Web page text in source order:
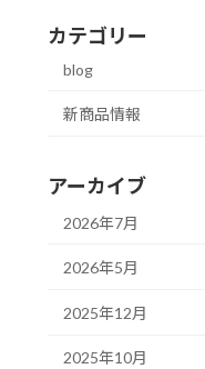
カテゴリー
blog
新商品情報
アーカイブ
2026年7月
2026年5月
2025年12月
2025年10月